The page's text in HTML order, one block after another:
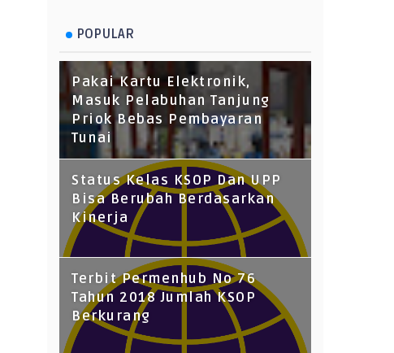
POPULAR
Pakai Kartu Elektronik,
Masuk Pelabuhan Tanjung
Priok Bebas Pembayaran
Tunai
Status Kelas KSOP Dan UPP
Bisa Berubah Berdasarkan
Kinerja
Terbit Permenhub No 76
Tahun 2018 Jumlah KSOP
Berkurang